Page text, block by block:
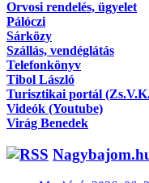
Orvosi rendelés, ügyelet
Pálóczi
Sárközy
Szállás, vendéglátás
Telefonkönyv
Tibol László
Turisztikai portál
Videók (Youtube)
Virág Benedek